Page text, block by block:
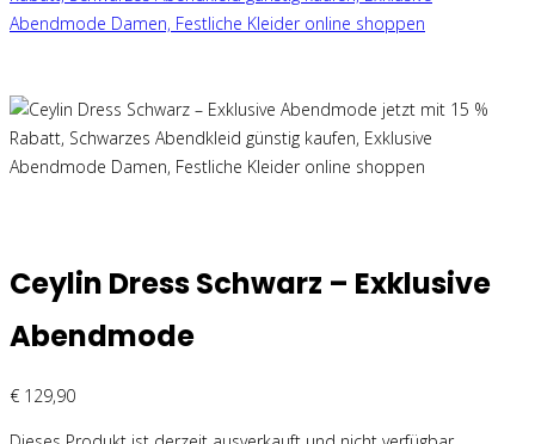
Ceylin Dress Schwarz – Exklusive
Abendmode
€ 129,90